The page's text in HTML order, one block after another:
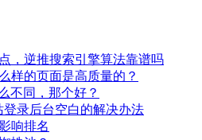
，逆推搜索引擎算法靠谱吗
样的页面是高质量的？
不同，那个好？
登录后台空白的解决办法
响排名